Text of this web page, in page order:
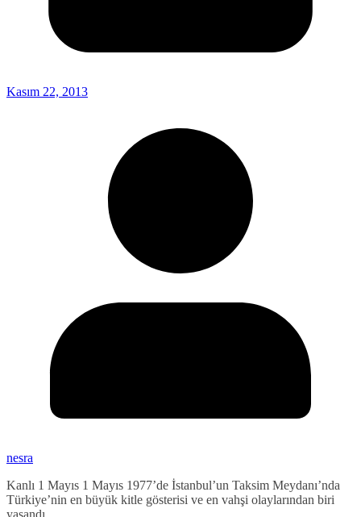
Kasım 22, 2013
nesra
Kanlı 1 Mayıs 1 Mayıs 1977’de İstanbul’un Taksim Meydanı’nda
Türkiye’nin en büyük kitle gösterisi ve en vahşi olaylarından biri